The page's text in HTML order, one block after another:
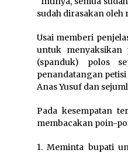
sudah dirasakan oleh
Usai memberi
untuk menyaksikan
(spanduk) polos
penandatangan petisi
Anas Yusuf dan
Pada kesempatan
membacakan poin-
1. Meminta bupati